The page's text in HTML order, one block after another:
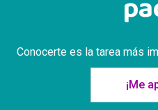
Conocerte es la tarea más
¡Me